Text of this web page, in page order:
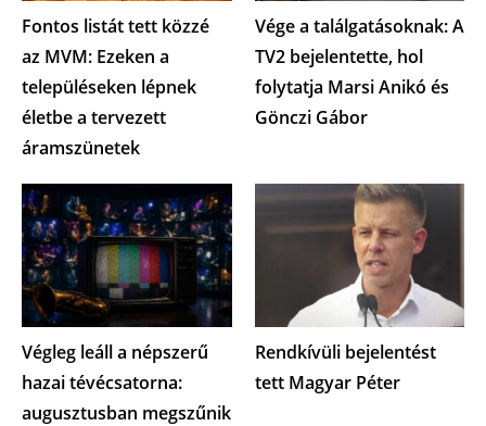
Fontos listát tett közzé
az MVM: Ezeken a
településeken lépnek
életbe a tervezett
áramszünetek
Vége a találgatásoknak: A
TV2 bejelentette, hol
folytatja Marsi Anikó és
Gönczi Gábor
Végleg leáll a népszerű
hazai tévécsatorna:
augusztusban megszűnik
Rendkívüli bejelentést
tett Magyar Péter